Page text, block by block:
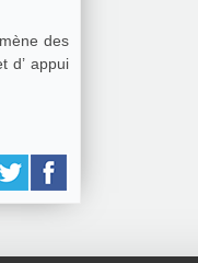
des
d’ appui